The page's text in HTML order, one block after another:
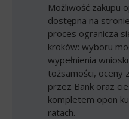
Możliwość zakupu
dostępna na
proces ogranicza
kroków: wyboru
wypełnienia
tożsamości, oceny
przez Bank oraz
kompletem opon
ratach.